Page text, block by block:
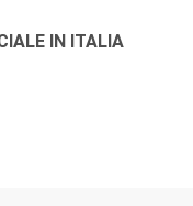
IN ITALIA